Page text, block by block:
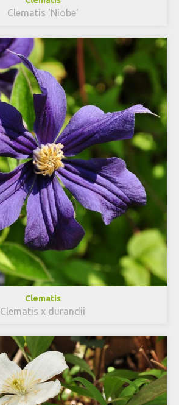
Clematis 'Niobe'
Clematis
Clematis x durandii